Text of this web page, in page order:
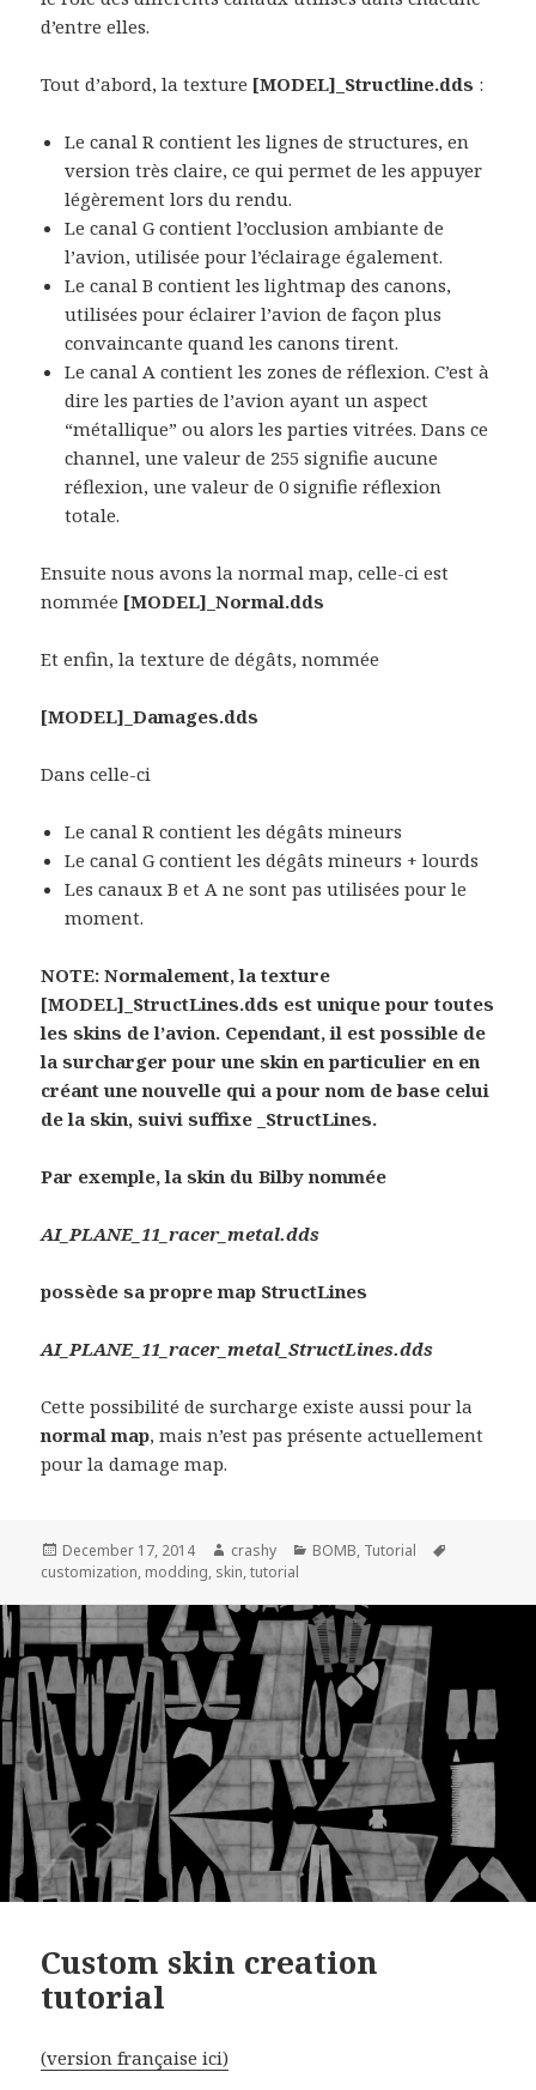
d’entre elles.
Tout d’abord, la texture [MODEL]_Structline.dds :
Le canal R contient les lignes de structures, en
version très claire, ce qui permet de les appuyer
légèrement lors du rendu.
Le canal G contient l’occlusion ambiante de
l’avion, utilisée pour l’éclairage également.
Le canal B contient les lightmap des canons,
utilisées pour éclairer l’avion de façon plus
convaincante quand les canons tirent.
Le canal A contient les zones de réflexion. C’est à
dire les parties de l’avion ayant un aspect
“métallique” ou alors les parties vitrées. Dans ce
channel, une valeur de 255 signifie aucune
réflexion, une valeur de 0 signifie réflexion
totale.
Ensuite nous avons la normal map, celle-ci est
nommée [MODEL]_Normal.dds
Et enfin, la texture de dégâts, nommée
[MODEL]_Damages.dds
Dans celle-ci
Le canal R contient les dégâts mineurs
Le canal G contient les dégâts mineurs + lourds
Les canaux B et A ne sont pas utilisées pour le
moment.
NOTE: Normalement, la texture
[MODEL]_StructLines.dds est unique pour toutes
les skins de l’avion. Cependant, il est possible de
la surcharger pour une skin en particulier en en
créant une nouvelle qui a pour nom de base celui
de la skin, suivi suffixe _StructLines.
Par exemple, la skin du Bilby nommée
AI_PLANE_11_racer_metal.dds
possède sa propre map StructLines
AI_PLANE_11_racer_metal_StructLines.dds
Cette possibilité de surcharge existe aussi pour la
normal map, mais n’est pas présente actuellement
pour la damage map.
Posted
on
December 17, 2014 Author
crashy Categories
BOMB, Tutorial
customization, modding, skin,tutorial
Custom skin creation
tutorial
(version française ici)